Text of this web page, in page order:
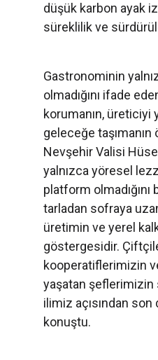
düşük karbon ayak
süreklilik ve
Gastronominin
olmadığını ifade
korumanın, üreticiyi
geleceğe taşımanın
Nevşehir Valisi
yalnızca yöresel
platform
tarladan sofraya
üretimin ve yerel
göstergesidir.
kooperatiflerimizin
yaşatan şeflerimizin
ilimiz açısından
konuştu.